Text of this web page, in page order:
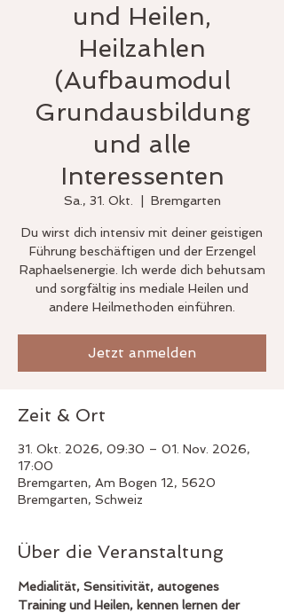
und Heilen,
Heilzahlen
(Aufbaumodul
Grundausbildung
und alle
Interessenten
Sa., 31. Okt. Bremgarten
Du wirst dich intensiv mit deiner geistigen
Führung beschäftigen und der Erzengel
Raphaelsenergie. Ich werde dich behutsam
und sorgfältig ins mediale Heilen und
andere Heilmethoden einführen.
Jetzt anmelden
Zeit & Ort
31. Okt. 2026, 09:30 – 01. Nov. 2026,
17:00
Bremgarten, Am Bogen 12, 5620
Bremgarten, Schweiz
Über die Veranstaltung
Medialität, Sensitivität, autogenes
Training und Heilen, kennen lernen der